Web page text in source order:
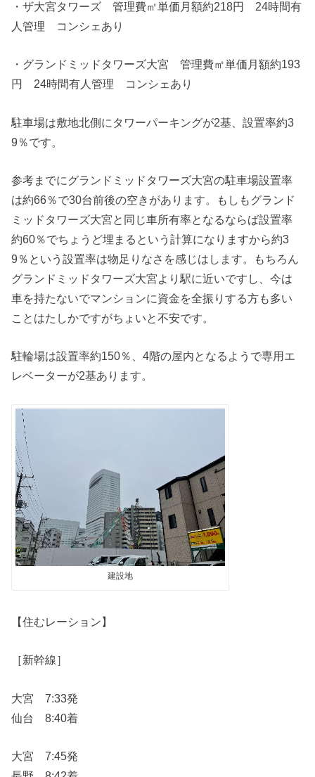
・ザ大宮タワーズ 管理費㎡単価月額約218円 24時間有
人管理 コンシェあり
・グランドミッドタワーズ大宮 管理費㎡単価月額約193
円 24時間有人管理 コンシェあり
駐車場は敷地北側にタワーパーキングが2基、設置率約3
9％です。
参考までにグランドミッドタワーズ大宮の駐車場設置率
は約66％で30台前後の空きがあります。もしもグランド
ミッドタワーズ大宮と同じ車所有率となるならば設置率
約60％でちょうど埋まるという計算になりますから約3
9％という設置率は物足りなさを感じはします。もちろん
グランドミッドタワーズ大宮より駅に近いですし、今は
車を持たないでマンションに資金を全振りする方も多い
ことはたしかですがちょいと不安です。
駐輪場は設置率約150％、4階の屋内となるようで専用エ
レベーターが2基あります。
建設地
【住むレーション】
［新幹線］
大宮 7:33発
仙台 8:40着
大宮 7:45発